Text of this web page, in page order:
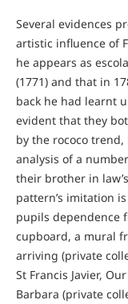
Several evidences
artistic influence of
he appears as
(1771) and that in
back he had learnt
evident that they
by the rococo
analysis of a
their brother in
pattern’s imitation
pupils dependence
cupboard, a mural
arriving (private
St Francis Javier,
Barbara (private